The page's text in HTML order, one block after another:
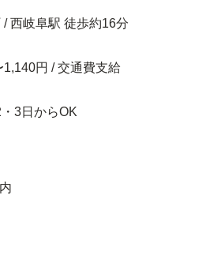
西岐阜駅 徒歩約16分
1,140円 / 交通費支給
3日からOK